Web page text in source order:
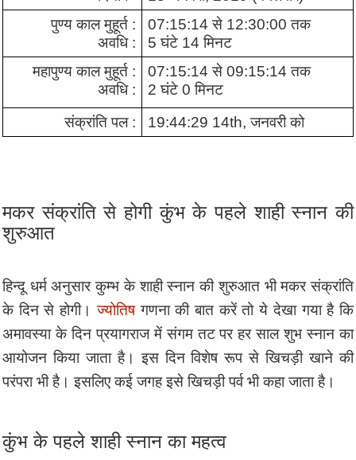
पुण्य काल मुहूर्त :
अवधि :
07:15:14 से 12:30:00 तक
5 घंटे 14 मिनट
महापुण्य काल मुहूर्त :
अवधि :
07:15:14 से 09:15:14 तक
2 घंटे 0 मिनट
संक्रांति पल :
19:44:29 14th, जनवरी को
मकर संक्रांति से होगी कुंभ के पहले शाही स्नान की
शुरुआत
हिन्दू धर्म अनुसार कुम्भ के शाही स्नान की शुरुआत भी मकर संक्रांति
के दिन से होगी।ज्योतिषगणना की बात करें तो ये देखा गया है कि
अमावस्या के दिन प्रयागराज में संगम तट पर हर साल शुभ स्नान का
आयोजन किया जाता है। इस दिन विशेष रूप से खिचड़ी खाने की
परंपरा भी है। इसलिए कई जगह इसे खिचड़ी पर्व भी कहा जाता है।
कुंभ के पहले शाही स्नान का महत्व